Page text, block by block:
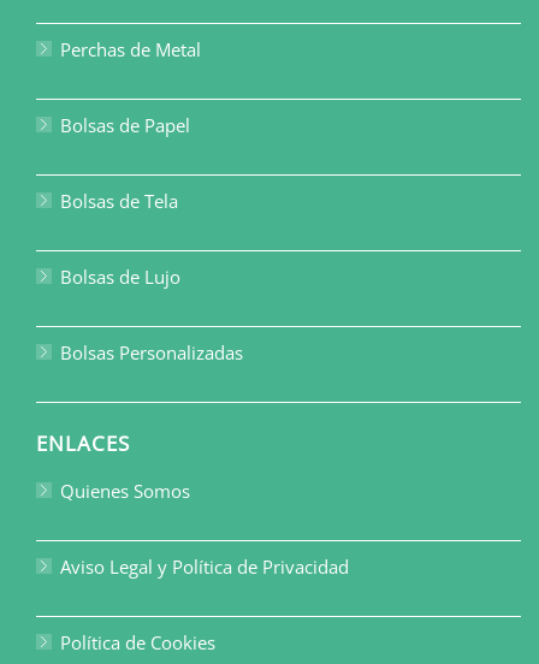
Perchas de Metal
Bolsas de Papel
Bolsas de Tela
Bolsas de Lujo
Bolsas Personalizadas
ENLACES
Quienes Somos
Aviso Legal y Política de Privacidad
Política de Cookies